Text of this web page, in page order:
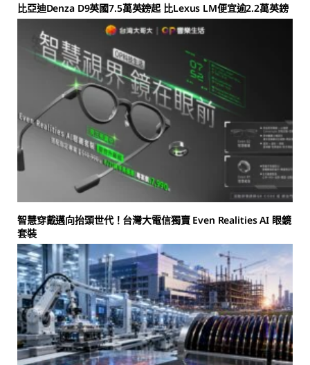
比亞迪Denza D9英國7.5萬英鎊起 比Lexus LM便宜逾2.2萬英鎊
智慧穿戴邁向抬頭世代！台灣大電信獨賣 Even Realities AI 眼鏡
套裝